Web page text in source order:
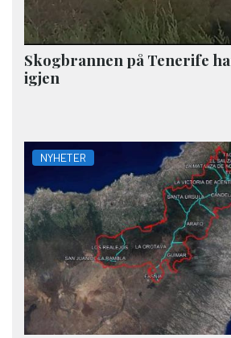
Skogbrannen på Tenerife
igjen
NYHETER